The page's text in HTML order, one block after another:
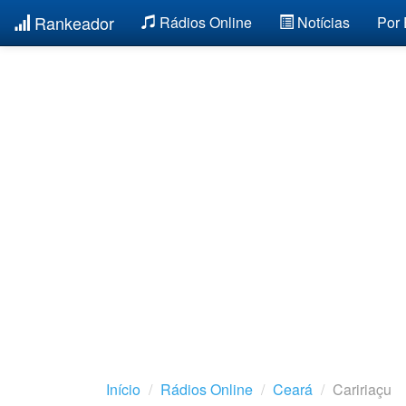
Rankeador Rádios Online Notícias Por
Início Rádios Online Ceará Caririaçu